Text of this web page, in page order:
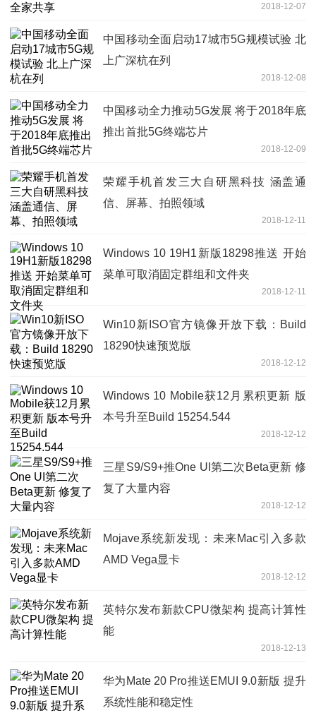
2018-12-07
中国移动全面启动17城市5G规模试验 北
上广深杭在列
2018-12-08
中国移动全力推动5G发展 将于2018年底
推出首批5G终端芯片
2018-12-09
荣耀手机首发三大自研黑科技 涵盖通
信、屏幕、拍照领域
2018-12-11
Windows 10 19H1新版18298推送 开始
菜单可取消固定群组和文件夹
2018-12-11
Win10新ISO官方镜像开放下载：Build
18290快速预览版
2018-12-12
Windows 10 Mobile获12月累积更新 版
本号升至Build 15254.544
2018-12-12
三星S9/S9+推One UI第二次Beta更新 修
复了大量内容
2018-12-12
Mojave系统新发现：未来Mac引入多款
AMD Vega显卡
2018-12-12
英特尔发布新款CPU微架构 提高计算性
能
2018-12-13
华为Mate 20 Pro推送EMUI 9.0新版 提升
系统性能和稳定性